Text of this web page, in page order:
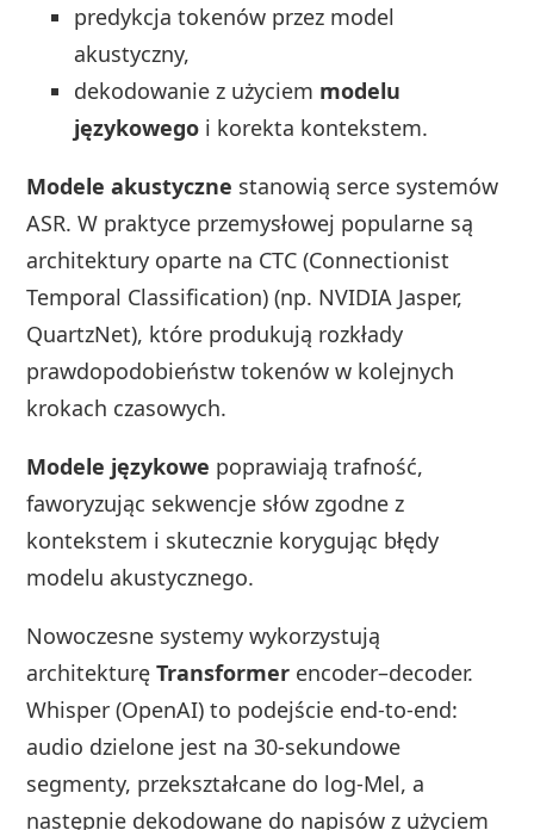
predykcja tokenów przez model
akustyczny,
dekodowanie z użyciem modelu
językowego i korekta kontekstem.
Modele akustyczne stanowią serce systemów
ASR. W praktyce przemysłowej popularne są
architektury oparte na CTC (Connectionist
Temporal Classification) (np. NVIDIA Jasper,
QuartzNet), które produkują rozkłady
prawdopodobieństw tokenów w kolejnych
krokach czasowych.
Modele językowe poprawiają trafność,
faworyzując sekwencje słów zgodne z
kontekstem i skutecznie korygując błędy
modelu akustycznego.
Nowoczesne systemy wykorzystują
architekturęTransformer encoder–decoder.
Whisper (OpenAI) to podejście end-to-end:
audio dzielone jest na 30-sekundowe
segmenty, przekształcane do log-Mel, a
następnie dekodowane do napisów z użyciem